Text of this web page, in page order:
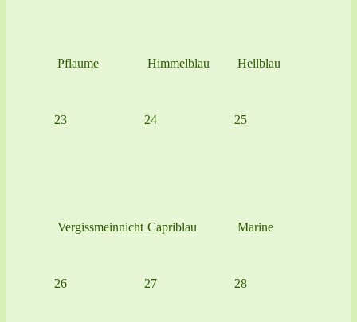
Pflaume Himmelblau Hellblau
23
Vergissmeinnicht
24
Capriblau
25
Marine
26 27 28